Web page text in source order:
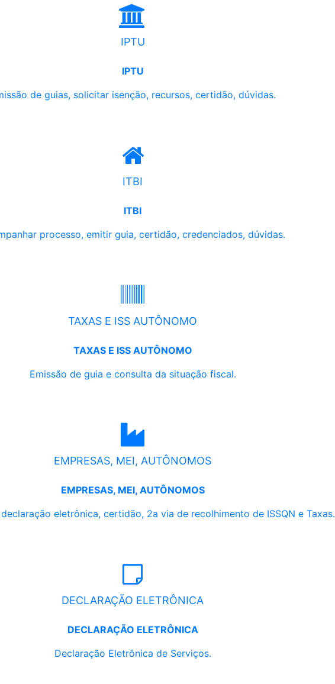
IPTU
IPTU
de guias, solicitar isenção, recursos, certidão, dúvidas.
ITBI
ITBI
processo, emitir guia, certidão, credenciados, dúvidas.
TAXAS E ISS AUTÔNOMO
TAXAS E ISS AUTÔNOMO
Emissão de guia e consulta da situação fiscal.
EMPRESAS, MEI, AUTÔNOMOS
EMPRESAS, MEI, AUTÔNOMOS
eletrônica, certidão, 2a via de recolhimento de ISSQN e Taxas.
DECLARAÇÃO ELETRÔNICA
DECLARAÇÃO ELETRÔNICA
Declaração Eletrônica de Serviços.